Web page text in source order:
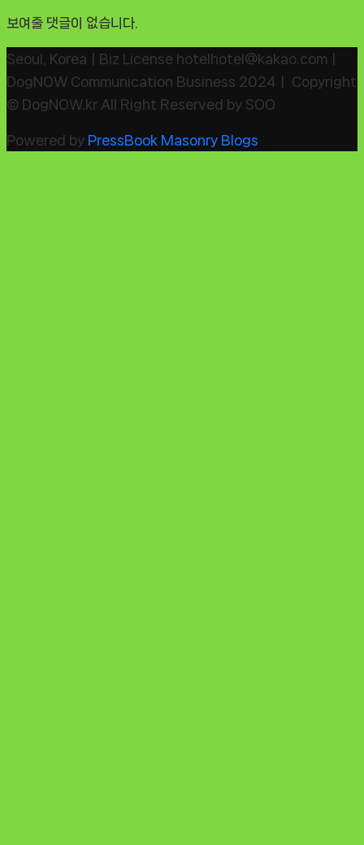
보여줄 댓글이 없습니다.
Seoul, KoreaㅣBiz License hotelhotel@kakao.comㅣ
DogNOW Communication Business 2024ㅣ Copyright
© DogNOW.kr All Right Reserved by SOO
Powered by PressBook Masonry Blogs